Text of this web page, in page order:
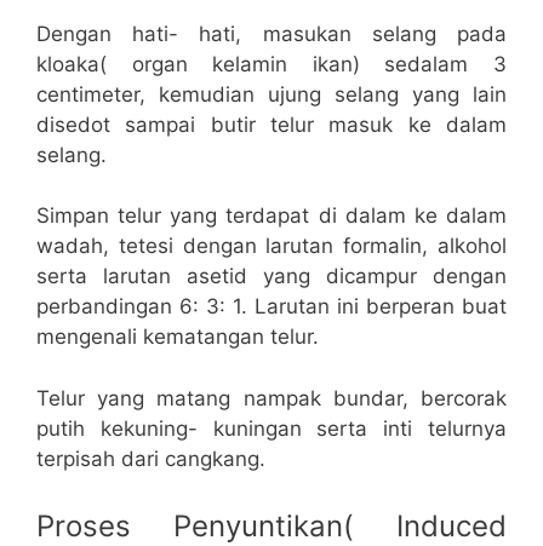
Dengan hati- hati, masukan selang pada
kloaka( organ kelamin ikan) sedalam 3
centimeter, kemudian ujung selang yang lain
disedot sampai butir telur masuk ke dalam
selang.
Simpan telur yang terdapat di dalam ke dalam
wadah, tetesi dengan larutan formalin, alkohol
serta larutan asetid yang dicampur dengan
perbandingan 6: 3: 1. Larutan ini berperan buat
mengenali kematangan telur.
Telur yang matang nampak bundar, bercorak
putih kekuning- kuningan serta inti telurnya
terpisah dari cangkang.
Proses Penyuntikan( Induced